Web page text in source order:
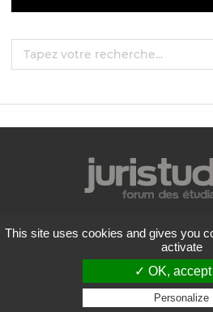
Mentions
Politique de
Conditions
Liste des
Contactez-
This site uses cookies and gives you
activate
✓ OK, accept
Personalize